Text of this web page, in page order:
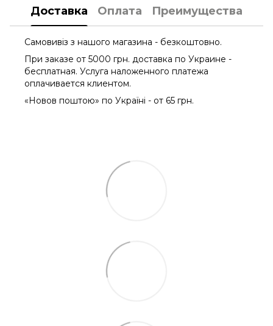
Доставка Оплата Преимущества
Самовивіз з нашого магазина - безкоштовно.
При заказе от 5000 грн. доставка по Украине -
бесплатная. Услуга наложенного платежа
оплачиваетcя клиентом.
«Новов поштою» по Україні - от 65 грн.